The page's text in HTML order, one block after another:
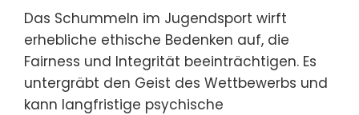
Das Schummeln im Jugendsport wirft
erhebliche ethische Bedenken auf, die
Fairness und Integrität beeinträchtigen. Es
untergräbt den Geist des Wettbewerbs und
kann langfristige psychische